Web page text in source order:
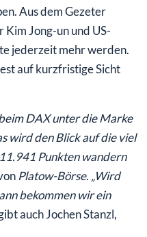
Aus dem Gezeter
Jong-un und US-
jederzeit mehr werden.
auf kurzfristige Sicht
DAX unter die Marke
wird den Blick auf die viel
Punkten wandern
Platow-Börse. „Wird
bekommen wir ein
auch Jochen Stanzl,